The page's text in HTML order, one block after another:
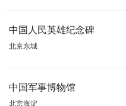
中国人民英雄纪念碑
北京东城
中国军事博物馆
北京海淀